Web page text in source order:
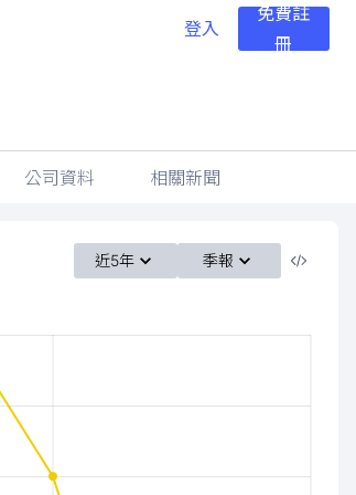
登入
免費註
冊
公司資料 相關新聞
近5年 季報